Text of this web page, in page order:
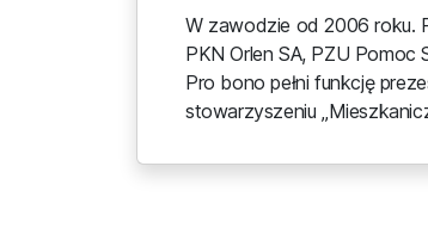
W zawodzie od 2006 roku.
PKN Orlen SA, PZU
Pro bono pełni funkcję
stowarzyszeniu